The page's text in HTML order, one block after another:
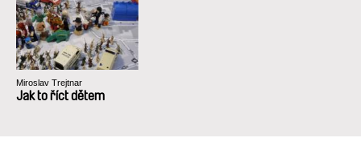
Miroslav Trejtnar
Jak to říct dětem